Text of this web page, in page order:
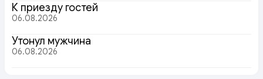
К приезду гостей
06.08.2026
Утонул мужчина
06.08.2026